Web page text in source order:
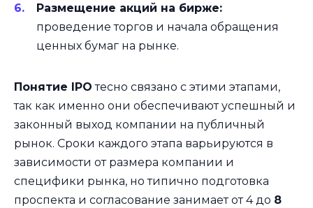
Размещение акций на бирже:
проведение торгов и начала обращения
ценных бумаг на рынке.
Понятие IPO тесно связано с этими этапами,
так как именно они обеспечивают успешный и
законный выход компании на публичный
рынок. Сроки каждого этапа варьируются в
зависимости от размера компании и
специфики рынка, но типично подготовка
проспекта и согласование занимает от 4 до 8